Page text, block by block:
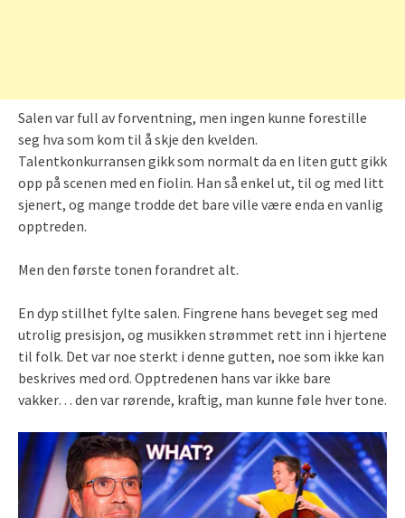
Salen var full av forventning, men ingen kunne forestille
seg hva som kom til å skje den kvelden.
Talentkonkurransen gikk som normalt da en liten gutt gikk
opp på scenen med en fiolin. Han så enkel ut, til og med litt
sjenert, og mange trodde det bare ville være enda en vanlig
opptreden.
Men den første tonen forandret alt.
En dyp stillhet fylte salen. Fingrene hans beveget seg med
utrolig presisjon, og musikken strømmet rett inn i hjertene
til folk. Det var noe sterkt i denne gutten, noe som ikke kan
beskrives med ord. Opptredenen hans var ikke bare
vakker… den var rørende, kraftig, man kunne føle hver tone.